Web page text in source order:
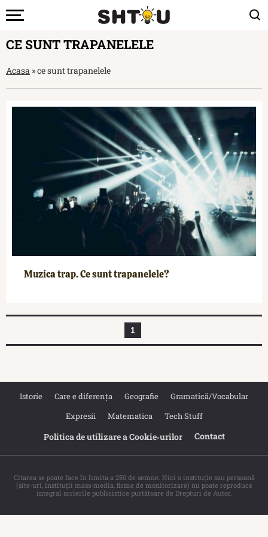
CE SUNT TRAPANELELE
Acasa »ce sunt trapanelele
Muzica trap. Ce sunt trapanelele?
1
Istorie Care e diferența Geografie
Gramatică/Vocabular
Expresii
Matematica Tech Stuff
Politica de utilizare a Cookie‐urilor Contact
Citarea se poate face în limita a 250 de semne. Nici o instituţie sau persoană
(site-uri, instituţii mass-media, firme de monitorizare) nu poate reproduce
integral scrierile publicistice purtătoare de Drepturi de Autor.